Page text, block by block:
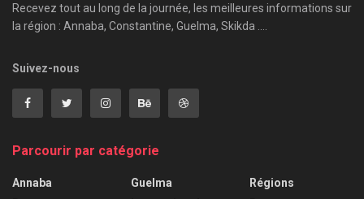
Recevez tout au long de la journée, les meilleures informations sur
la région : Annaba, Constantine, Guelma, Skikda ....
Suivez-nous
Parcourir par catégorie
Annaba
Guelma
Régions